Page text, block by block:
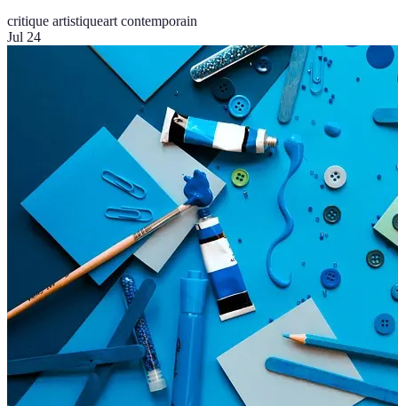
critique artistiqueart contemporain
Jul 24